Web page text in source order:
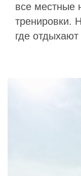
все местные
тренировки.
где